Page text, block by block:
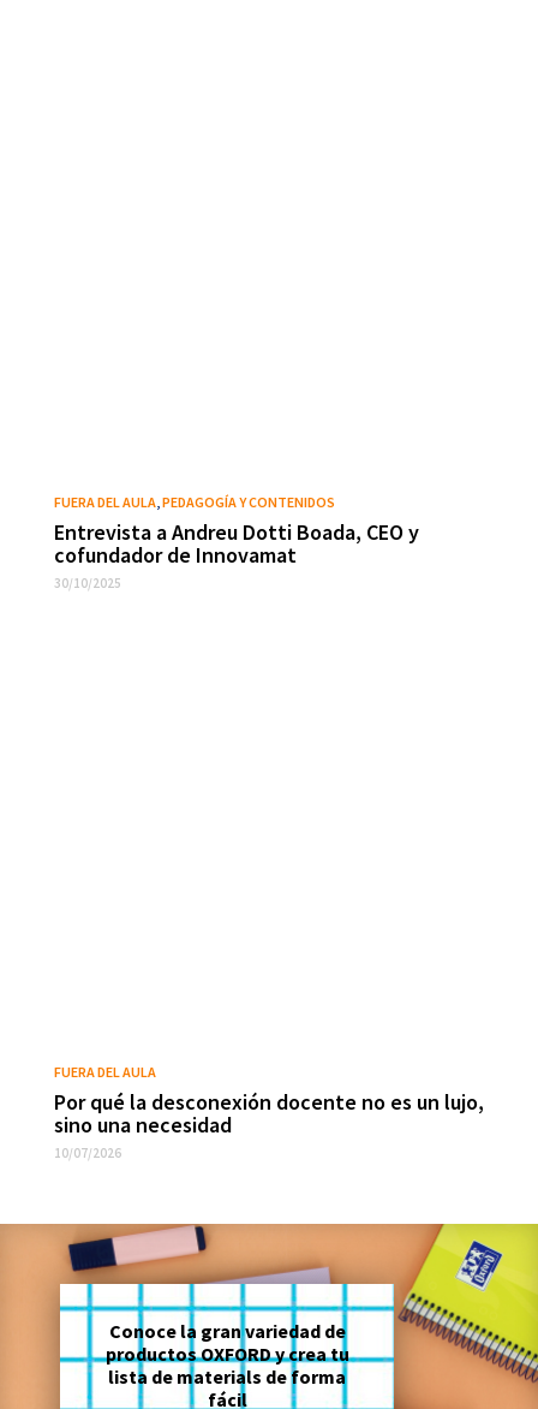
FUERA DEL AULA,PEDAGOGÍA Y CONTENIDOS
Entrevista a Andreu Dotti Boada, CEO y
cofundador de Innovamat
30/10/2025
FUERA DEL AULA
Por qué la desconexión docente no es un lujo,
sino una necesidad
10/07/2026
Conoce la gran variedad de
productos OXFORD y crea tu
lista de materials de forma
fácil